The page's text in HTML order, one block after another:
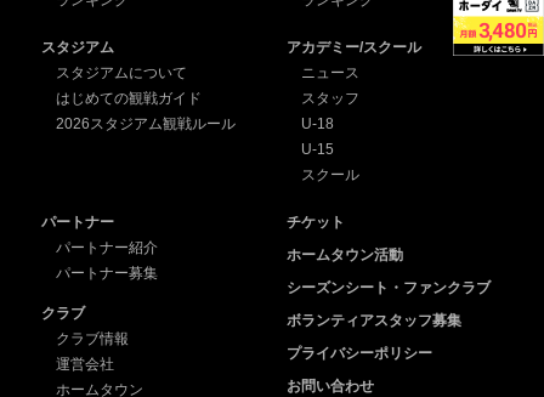
スタジアム
スタジアムについて
はじめての観戦ガイド
2026スタジアム観戦ルール
アカデミー/スクール
ニュース
スタッフ
U-18
U-15
スクール
パートナー
パートナー紹介
パートナー募集
クラブ
クラブ情報
運営会社
ホームタウン
チケット
ホームタウン活動
シーズンシート・ファンクラブ
ボランティアスタッフ募集
プライバシーポリシー
お問い合わせ